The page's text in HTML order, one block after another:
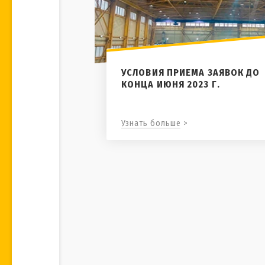
УСЛОВИЯ ПРИЕМА ЗАЯВОК ДО
КОНЦА ИЮНЯ 2023 Г.
Узнать больше >